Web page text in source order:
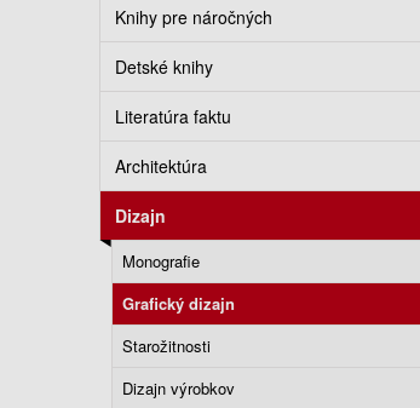
Knihy pre náročných
Detské knihy
Literatúra faktu
Architektúra
Dizajn
Monografie
Grafický dizajn
Starožitnosti
Dizajn výrobkov